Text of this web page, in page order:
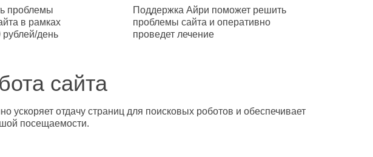
проблемы
в рамках
день
Поддержка Айри поможет решить
проблемы сайта и оперативно
проведет лечение
сайта
ускоряет отдачу страниц для поисковых роботов и обеспечивает
посещаемости.